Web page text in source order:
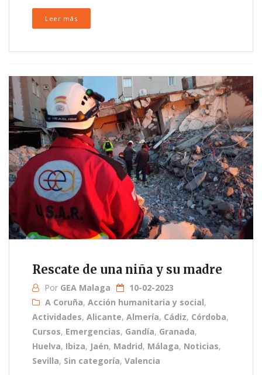
Leer más
Rescate de una niña y su madre
Por GEA Malaga
10-02-2023
A Coruña, Acción humanitaria y social,
Actividades, Alicante, Almería, Cádiz, Córdoba,
Cursos, Emergencias, Gandía, Granada,
Huelva, Ibiza, Jaén, Madrid, Málaga, Noticias,
Sevilla, Sin categoría, Valencia